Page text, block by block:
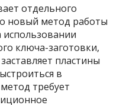
отдельного
новый метод работы
использовании
ключа-заготовки,
пластины
в
требует